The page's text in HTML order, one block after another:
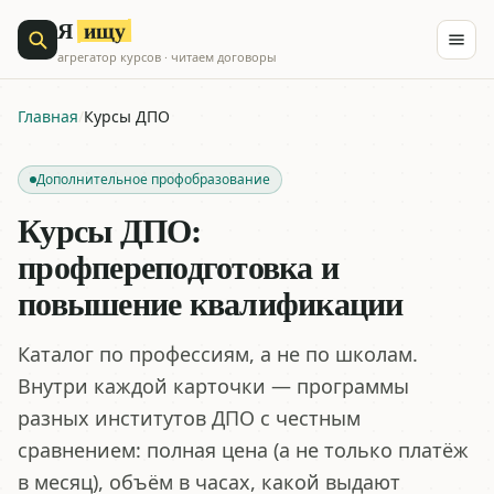
Я ищу
агрегатор курсов · читаем договоры
Главная/Курсы ДПО
Дополнительное профобразование
Курсы ДПО:
профпереподготовка и
повышение квалификации
Каталог по профессиям, а не по школам.
Внутри каждой карточки — программы
разных институтов ДПО с честным
сравнением: полная цена (а не только платёж
в месяц), объём в часах, какой выдают